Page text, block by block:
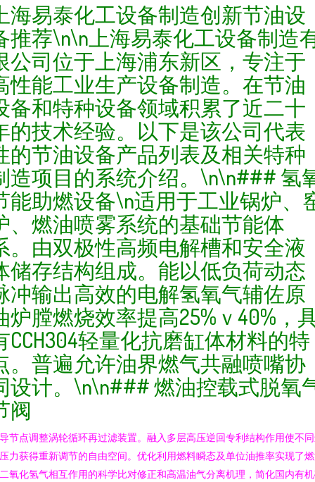
海易泰化工设备制造创新节油设
推荐\n\n上海易泰化工设备制造
公司位于上海浦东新区，专注于
性能工业生产设备制造。在节油
备和特种设备领域积累了近二十
的技术经验。以下是该公司代表
的节油设备产品列表及相关特种
造项目的系统介绍。\n\n### 氢
能助燃设备\n适用于工业锅炉、
、燃油喷雾系统的基础节能体
。由双极性高频电解槽和安全液
储存结构组成。能以低负荷动态
冲输出高效的电解氢氧气辅佐原
炉膛燃烧效率提高25%ｖ40%，
CCH304轻量化抗磨缸体材料的特
。普遍允许油界燃气共融喷嘴协
设计。\n\n### 燃油控载式脱氧
阀
节点调整涡轮循环再过滤装置。融入多层高压逆回专利结构作用使不
力获得重新调节的自由空间。优化利用燃料瞬态及单位油推率实现了
氧化氢气相互作用的科学比对修正和高温油气分离机理，简化国内有